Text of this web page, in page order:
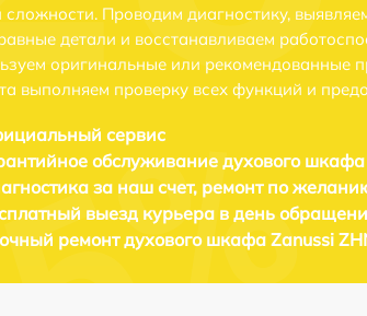
Проводим диагностику,
детали и восстанавливаем
оригинальные или рекомендованные
выполняем проверку всех функций и
сервис
обслуживание духового
за наш счет, ремонт по
выезд курьера в день
ремонтдухового шкафа Zanussi